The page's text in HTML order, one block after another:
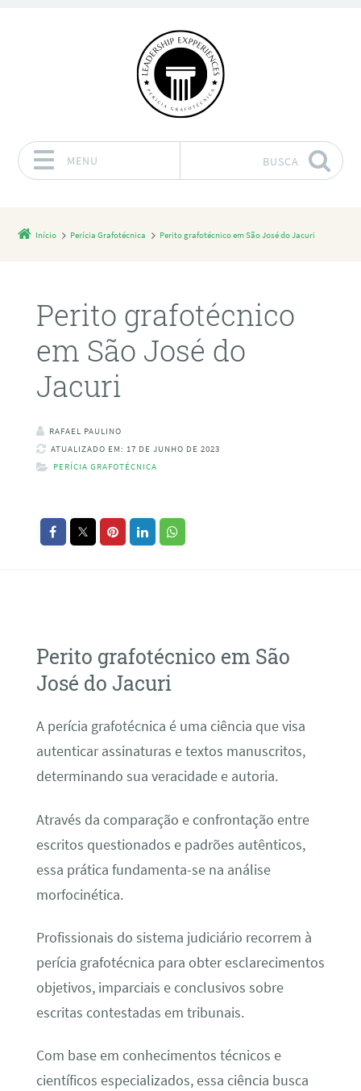
MENU BUSCA
Início Perícia Grafotécnica Perito grafotécnico em São José do Jacuri
Perito grafotécnico
em São José do
Jacuri
RAFAEL PAULINO
ATUALIZADO EM: 17 DE JUNHO DE 2023
PERÍCIA GRAFOTÉCNICA
Perito grafotécnico em São
José do Jacuri
A perícia grafotécnica é uma ciência que visa
autenticar assinaturas e textos manuscritos,
determinando sua veracidade e autoria.
Através da comparação e confrontação entre
escritos questionados e padrões autênticos,
essa prática fundamenta-se na análise
morfocinética.
Profissionais do sistema judiciário recorrem à
perícia grafotécnica para obter esclarecimentos
objetivos, imparciais e conclusivos sobre
escritas contestadas em tribunais.
Com base em conhecimentos técnicos e
científicos especializados, essa ciência busca